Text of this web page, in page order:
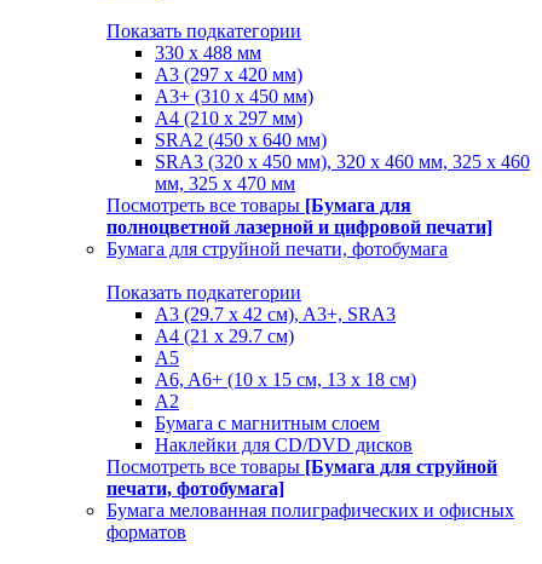
Показать подкатегории
330 х 488 мм
A3 (297 x 420 мм)
A3+ (310 х 450 мм)
A4 (210 х 297 мм)
SRA2 (450 x 640 мм)
SRA3 (320 х 450 мм), 320 x 460 мм, 325 х 460
мм, 325 х 470 мм
Посмотреть все товары [Бумага для
полноцветной лазерной и цифровой печати]
Бумага для струйной печати, фотобумага
Показать подкатегории
A3 (29.7 х 42 см), A3+, SRA3
A4 (21 х 29.7 см)
A5
A6, A6+ (10 x 15 см, 13 x 18 см)
А2
Бумага с магнитным слоем
Наклейки для CD/DVD дисков
Посмотреть все товары [Бумага для струйной
печати, фотобумага]
Бумага мелованная полиграфических и офисных
форматов